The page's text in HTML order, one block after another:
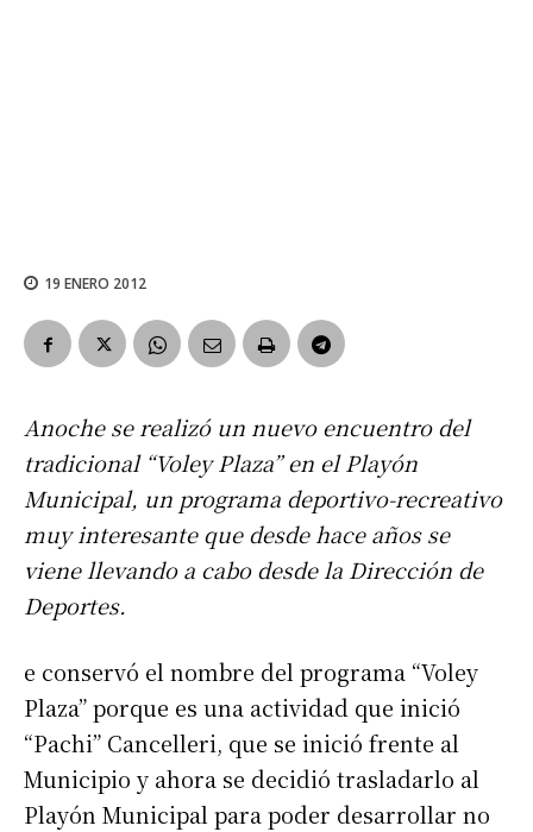
19 ENERO 2012
Anoche se realizó un nuevo encuentro del
tradicional “Voley Plaza” en el Playón
Municipal, un programa deportivo-recreativo
muy interesante que desde hace años se
viene llevando a cabo desde la Dirección de
Deportes.
e conservó el nombre del programa “Voley
Plaza” porque es una actividad que inició
“Pachi” Cancelleri, que se inició frente al
Municipio y ahora se decidió trasladarlo al
Playón Municipal para poder desarrollar no